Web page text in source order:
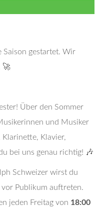
Saison gestartet. Wir
🚀
Über den Sommer
und Musiker
Klavier,
bei uns genau richtig! 🎶
Schweizer wirst du
Publikum auftreten.
jeden Freitag von 18:00